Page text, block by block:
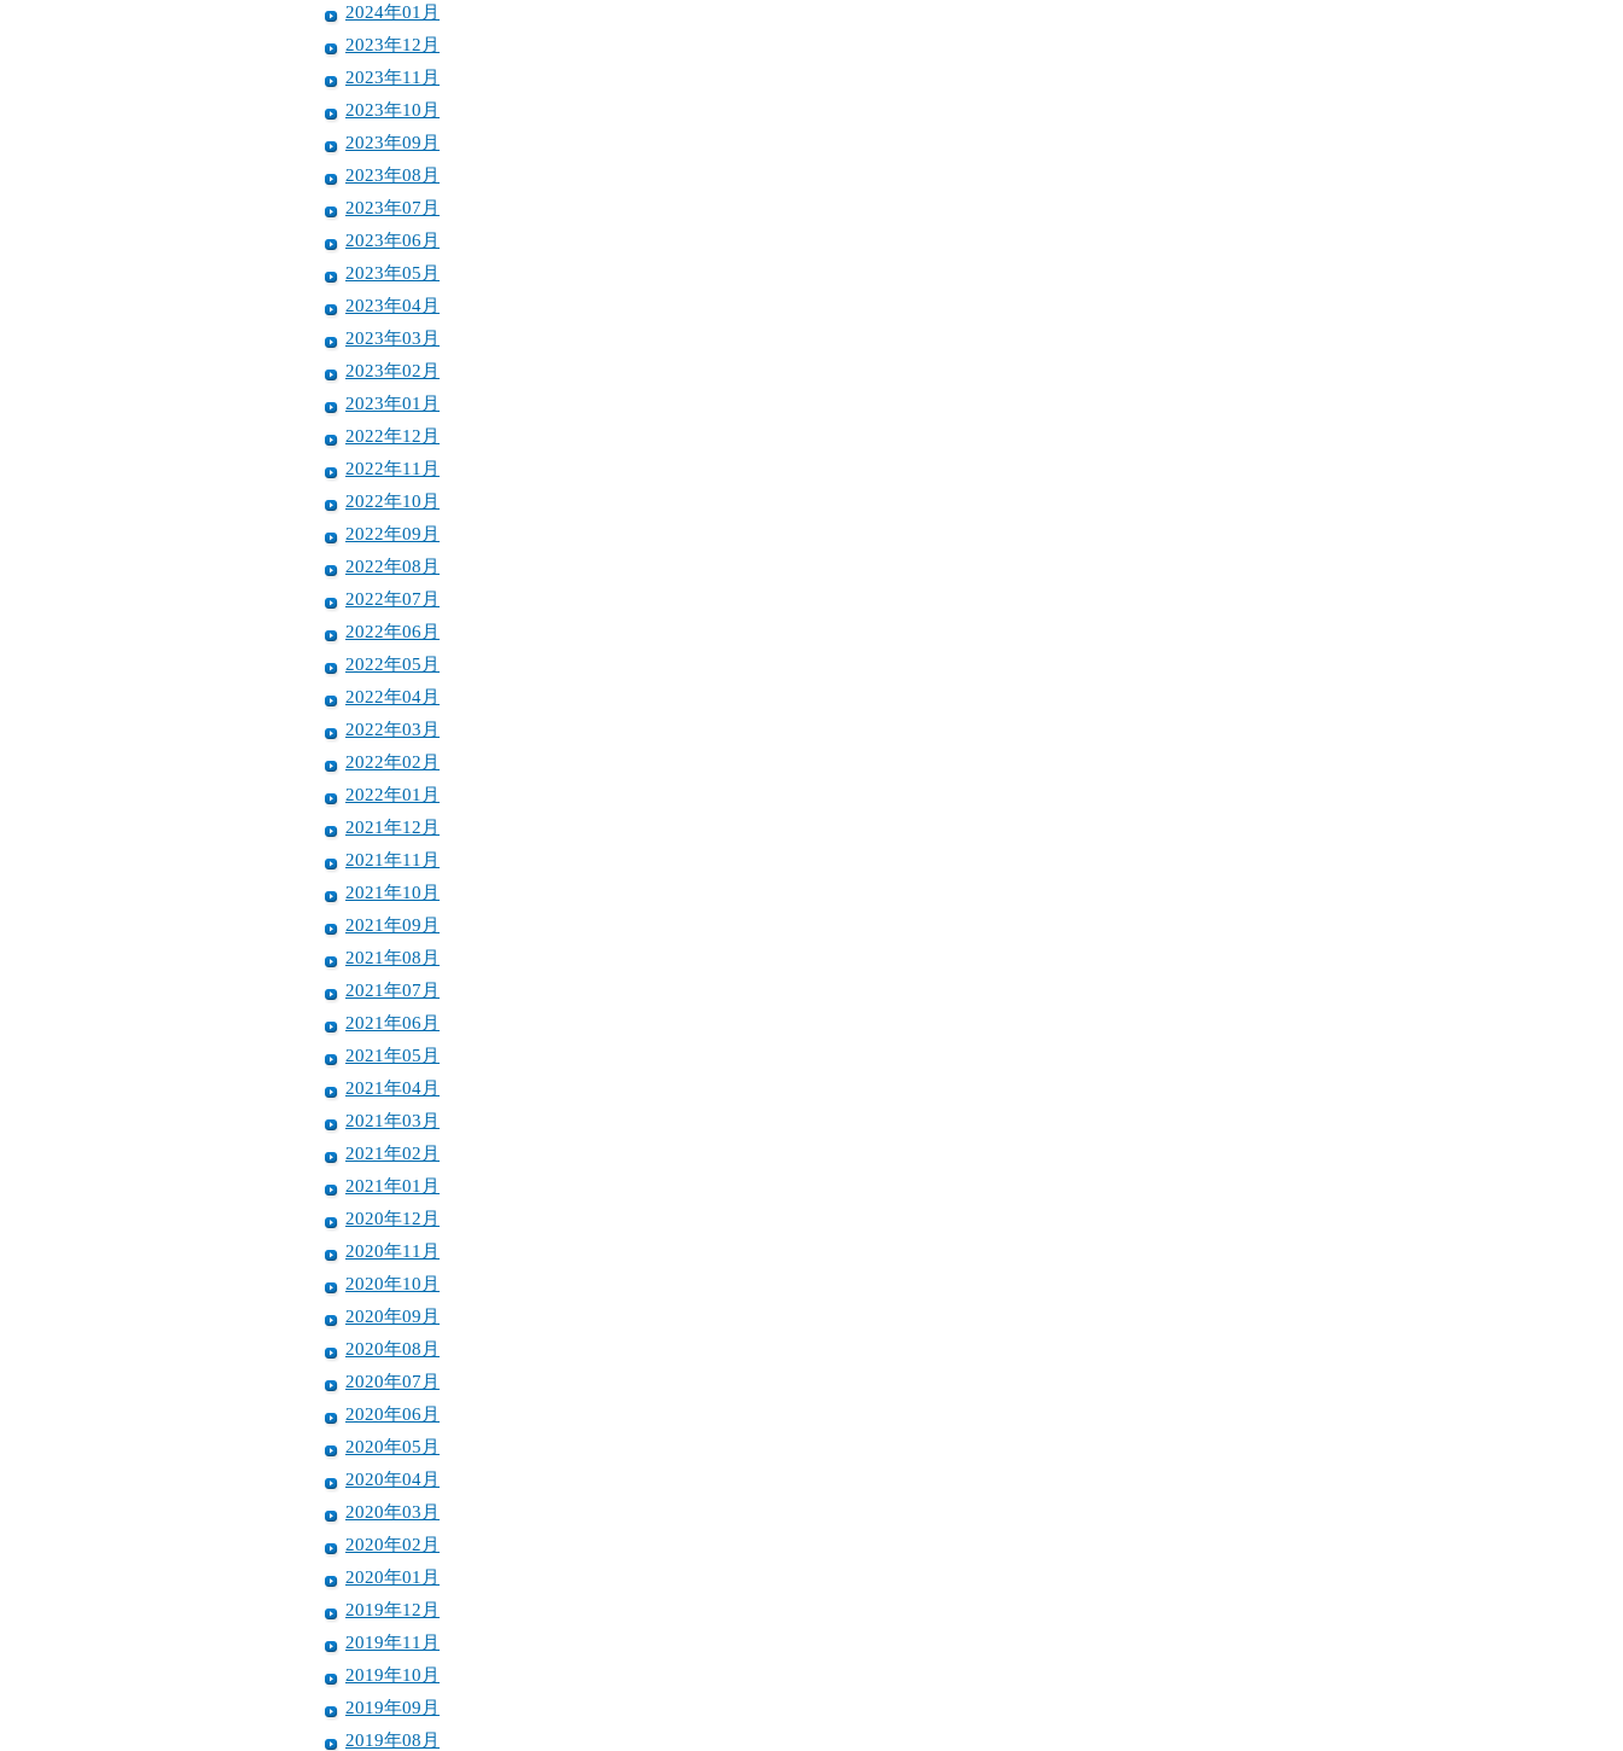
2024年01月
2023年12月
2023年11月
2023年10月
2023年09月
2023年08月
2023年07月
2023年06月
2023年05月
2023年04月
2023年03月
2023年02月
2023年01月
2022年12月
2022年11月
2022年10月
2022年09月
2022年08月
2022年07月
2022年06月
2022年05月
2022年04月
2022年03月
2022年02月
2022年01月
2021年12月
2021年11月
2021年10月
2021年09月
2021年08月
2021年07月
2021年06月
2021年05月
2021年04月
2021年03月
2021年02月
2021年01月
2020年12月
2020年11月
2020年10月
2020年09月
2020年08月
2020年07月
2020年06月
2020年05月
2020年04月
2020年03月
2020年02月
2020年01月
2019年12月
2019年11月
2019年10月
2019年09月
2019年08月